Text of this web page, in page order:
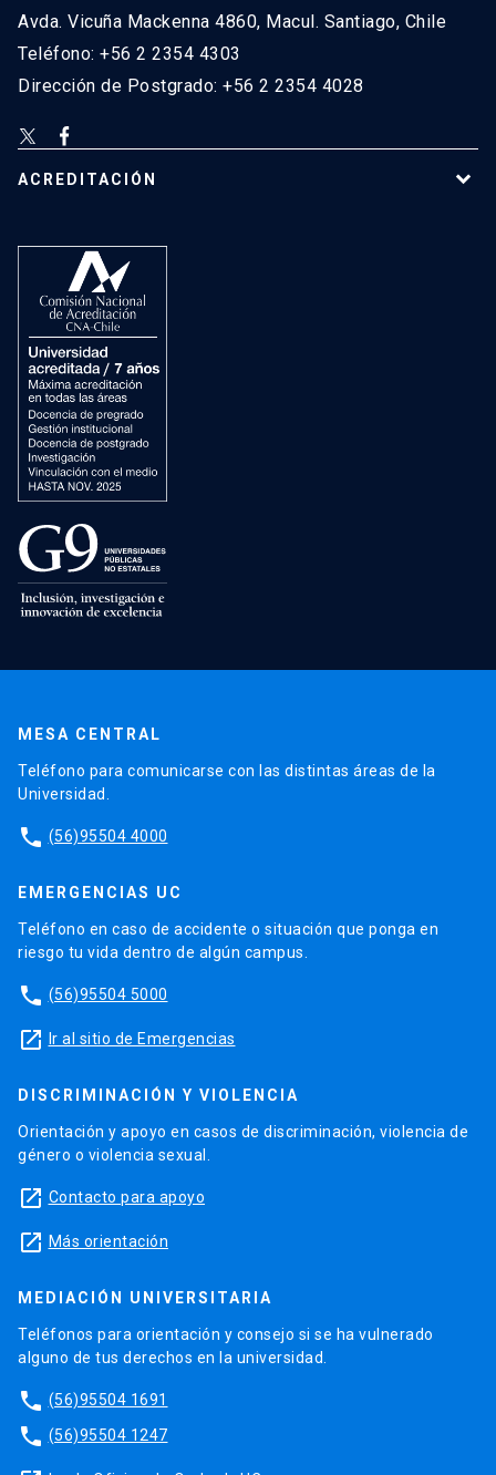
Avda. Vicuña Mackenna 4860, Macul. Santiago, Chile
Teléfono: +56 2 2354 4303
Dirección de Postgrado: +56 2 2354 4028
ACREDITACIÓN
MESA CENTRAL
Teléfono para comunicarse con las distintas áreas de la
Universidad.
phone (56)95504 4000
EMERGENCIAS UC
Teléfono en caso de accidente o situación que ponga en
riesgo tu vida dentro de algún campus.
phone (56)95504 5000
launch Ir al sitio de Emergencias
DISCRIMINACIÓN Y VIOLENCIA
Orientación y apoyo en casos de discriminación, violencia de
género o violencia sexual.
launch Contacto para apoyo
launch Más orientación
MEDIACIÓN UNIVERSITARIA
Teléfonos para orientación y consejo si se ha vulnerado
alguno de tus derechos en la universidad.
phone (56)95504 1691
phone (56)95504 1247